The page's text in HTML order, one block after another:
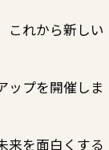
これから新しい
ップを開催しま
来を面白くする